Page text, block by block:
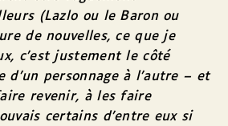
(Lazlo ou le Baron ou
de nouvelles, ce que je
c’est justement le côté
d’un personnage à l’autre – et
revenir, à les faire
certains d’entre eux si